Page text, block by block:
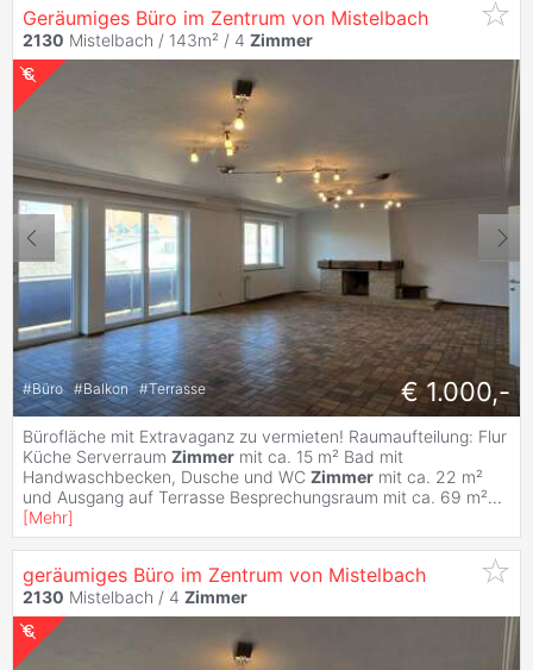
Geräumiges Büro im Zentrum von Mistelbach
2130 Mistelbach / 143m² / 4 Zimmer
#Büro #Balkon #Terrasse € 1.000,-
Bürofläche mit Extravaganz zu vermieten! Raumaufteilung: Flur
Küche Serverraum Zimmer mit ca. 15 m² Bad mit
Handwaschbecken, Dusche und WC Zimmer mit ca. 22 m²
und Ausgang auf Terrasse Besprechungsraum mit ca. 69 m²...
[Mehr]
geräumiges Büro im Zentrum von Mistelbach
2130 Mistelbach / 4 Zimmer